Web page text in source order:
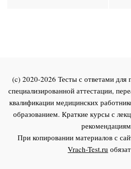
(c) 2020-2026 Тесты с ответами для
специализированной аттестации,
квалификации медицинских
образованием. Краткие курсы с
При копировании материалов с
Vrach-Test.ru